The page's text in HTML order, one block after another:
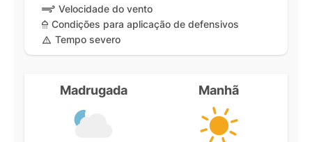
Velocidade do vento
Condições para aplicação de defensivos
Tempo severo
Madrugada Manhã